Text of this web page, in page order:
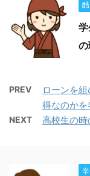
PREV
ローンを
得なのかを
NEXT 高校生の